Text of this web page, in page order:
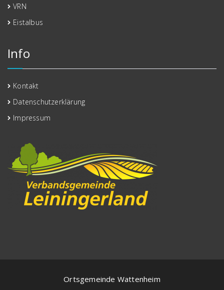
VRN
Eistalbus
Info
Kontakt
Datenschutzerklärung
Impressum
Ortsgemeinde Wattenheim